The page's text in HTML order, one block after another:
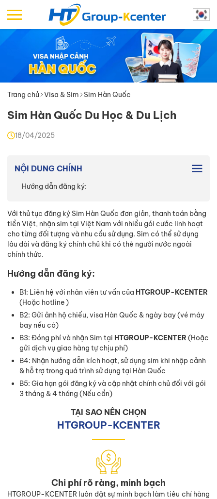
Trang chủ Visa & Sim Sim Hàn Quốc
Sim Hàn Quốc Du Học & Du Lịch
18/04/2025
NỘI DUNG CHÍNH
Hướng dẫn đăng ký:
Với thủ tục đăng ký Sim Hàn Quốc đơn giản, thanh toán bằng
tiền Việt, nhận sim tại Việt Nam với nhiều gói cước linh hoạt
cho từng đối tượng và nhu cầu sử dụng. Sim có thể sử dụng
lâu dài và đăng ký chính chủ khi có thẻ người nước ngoài
chính thức.
Hướng dẫn đăng ký:
B1: Liên hệ với nhân viên tư vấn của HTGROUP-KCENTER
(Hoặc hotline )
B2: Gửi ảnh hộ chiếu, visa Hàn Quốc & ngày bay (vé máy
bay nếu có)
B3: Đóng phí và nhận Sim tại HTGROUP-KCENTER (Hoặc
gửi dịch vụ giao hàng tự chịu phí)
B4: Nhận hướng dẫn kích hoạt, sử dụng sim khi nhập cảnh
& hỗ trợ trong quá trình sử dụng tại Hàn Quốc
B5: Gia hạn gói đăng ký và cập nhật chính chủ đối với gói
3 tháng & 4 tháng (Nếu cần)
TẠI SAO NÊN CHỌN
HTGROUP-KCENTER
Chi phí rõ ràng, minh bạch
HTGROUP-KCENTER luôn đặt sự minh bạch làm tiêu chí hàng